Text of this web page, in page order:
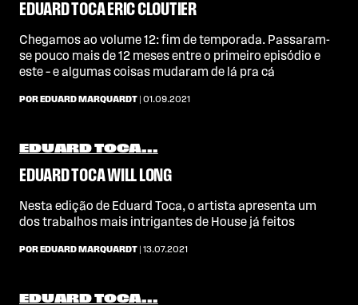
EDUARD TOCA ERIC CLOUTIER
Chegamos ao volume 12: fim de temporada. Passaram-
se pouco mais de 12 meses entre o primeiro episódio e
este – e algumas coisas mudaram de lá pra cá
POR EDUARD MARQUARDT | 01.09.2021
EDUARD TOCA...
EDUARD TOCA WILL LONG
Nesta edição de Eduard Toca, o artista apresenta um
dos trabalhos mais intrigantes de House já feitos
POR EDUARD MARQUARDT | 13.07.2021
EDUARD TOCA...